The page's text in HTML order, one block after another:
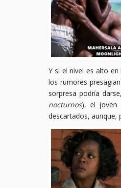
Y si el nivel es alto
los rumores
sorpresa podría
nocturnos), el joven
descartados,